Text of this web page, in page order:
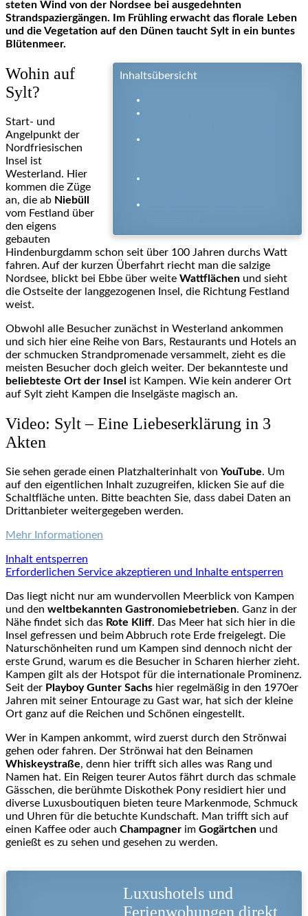
steten Wind von der Nordsee bei ausgedehnten
Strandspaziergängen. Im Frühling erwacht das florale Leben
und die Vegetation auf den Dünen taucht Sylt in ein buntes
Blütenmeer.
Inhaltsübersicht
Wohin auf
Sylt?
Start- und
Angelpunkt der
Nordfriesischen
Insel ist
Westerland. Hier
kommen die Züge
an, die ab Niebüll
vom Festland über
den eigens
gebauten
Hindenburgdamm schon seit über 100 Jahren durchs Watt
fahren. Auf der kurzen Überfahrt riecht man die salzige
Nordsee, blickt bei Ebbe über weite Wattflächen und sieht
die Ostseite der langgezogenen Insel, die Richtung Festland
weist.
Obwohl alle Besucher zunächst in Westerland ankommen
und sich hier eine Reihe von Bars, Restaurants und Hotels an
der schmucken Strandpromenade versammelt, zieht es die
meisten Besucher doch gleich weiter. Der bekannteste und
beliebteste Ort der Insel
ist Kampen. Wie kein anderer Ort
auf Sylt zieht Kampen die Inselgäste magisch an.
Video: Sylt – Eine Liebeserklärung in 3
Akten
Sie sehen gerade einen Platzhalterinhalt von YouTube. Um
auf den eigentlichen Inhalt zuzugreifen, klicken Sie auf die
Schaltfläche unten. Bitte beachten Sie, dass dabei Daten an
Drittanbieter weitergegeben werden.
Mehr Informationen
Inhalt entsperren
Erforderlichen Service akzeptieren und Inhalte entsperren
Das liegt nicht nur am wundervollen Meerblick von Kampen
und den weltbekannten Gastronomiebetrieben. Ganz in der
Nähe findet sich das Rote Kliff. Das Meer hat sich hier in die
Insel gefressen und beim Abbruch rote Erde freigelegt. Die
Naturschönheiten rund um Kampen sind dennoch nicht der
erste Grund, warum es die Besucher in Scharen hierher zieht.
Kampen gilt als der Hotspot für die internationale Prominenz.
Seit der Playboy Gunter Sachs hier regelmäßig in den 1970er
Jahren mit seiner Entourage zu Gast war, hat sich der kleine
Ort ganz auf die Reichen und Schönen eingestellt.
Wer in Kampen ankommt, wird zuerst durch den Strönwai
gehen oder fahren. Der Strönwai hat den Beinamen
Whiskeystraße, denn hier trifft sich alles was Rang und
Namen hat. Ein Reigen teurer Autos fährt durch das schmale
Gässchen, die berühmte Diskothek Pony residiert hier und
diverse Luxusboutiquen bieten teure Markenmode, Schmuck
und Uhren für die betuchte Kundschaft. Man trifft sich auf
einen Kaffee oder auch Champagner im Gogärtchen und
genießt es zu sehen und gesehen zu werden.
Luxushotels und
Ferienwohungen direkt